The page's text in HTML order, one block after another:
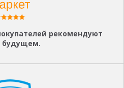
рекомендуют
будущем.